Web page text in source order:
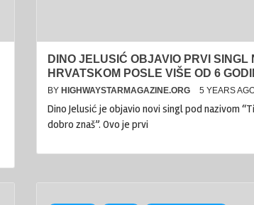
DINO JELUSIĆ OBJAVIO PRVI SINGL
HRVATSKOM POSLE VIŠE OD 6
BY HIGHWAYSTARMAGAZINE.ORG 5 YEARS
Dino Jelusić je objavio novi singl pod nazivom
dobro znaš”. Ovo je prvi